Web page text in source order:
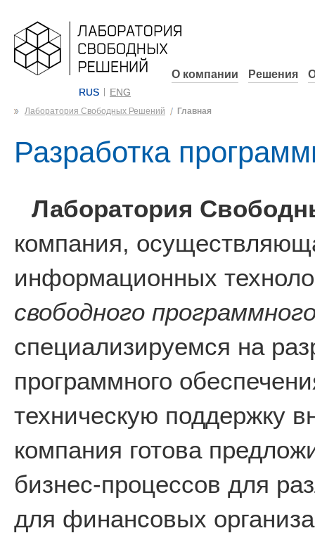
RUS ENG
О компании Решения
Лаборатория Свободных Решений Главная
Разработка
Лаборатория
компания,
информационных
свободного
специализируемся на
программного
техническую поддержку
компания готова
бизнес-процессов для
для финансовых